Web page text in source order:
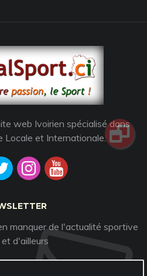
web Ivoirien spécialisé dans
Locale et Internationale.
manquer de l'actualité sportive
d'ailleurs